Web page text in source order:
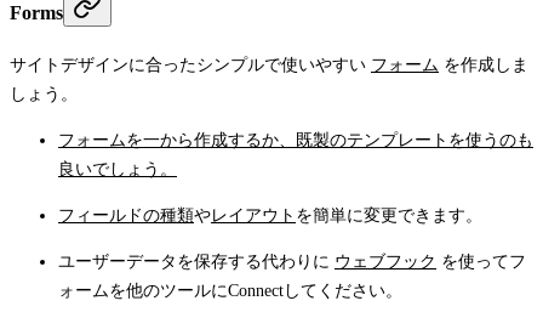
Forms
サイトデザインに合ったシンプルで使いやすい フォーム を作成しま
しょう。
フォームを一から作成するか、既製のテンプレートを使うのも
良いでしょう。
フィールドの種類やレイアウト を簡単に変更できます。
ユーザーデータを保存する代わりに ウェブフック を使ってフ
ォームを他のツールにConnectしてください。